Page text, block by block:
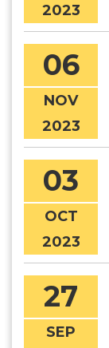
2023
06
NOV
2023
03
OCT
2023
27
SEP